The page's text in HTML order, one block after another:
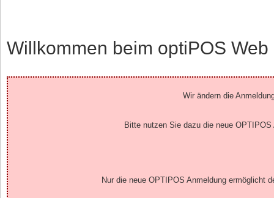
Willkommen beim optiPOS
Wir ändern die
Bitte nutzen Sie dazu die neue
Nur die neue OPTIPOS Anmeldung ermöglicht